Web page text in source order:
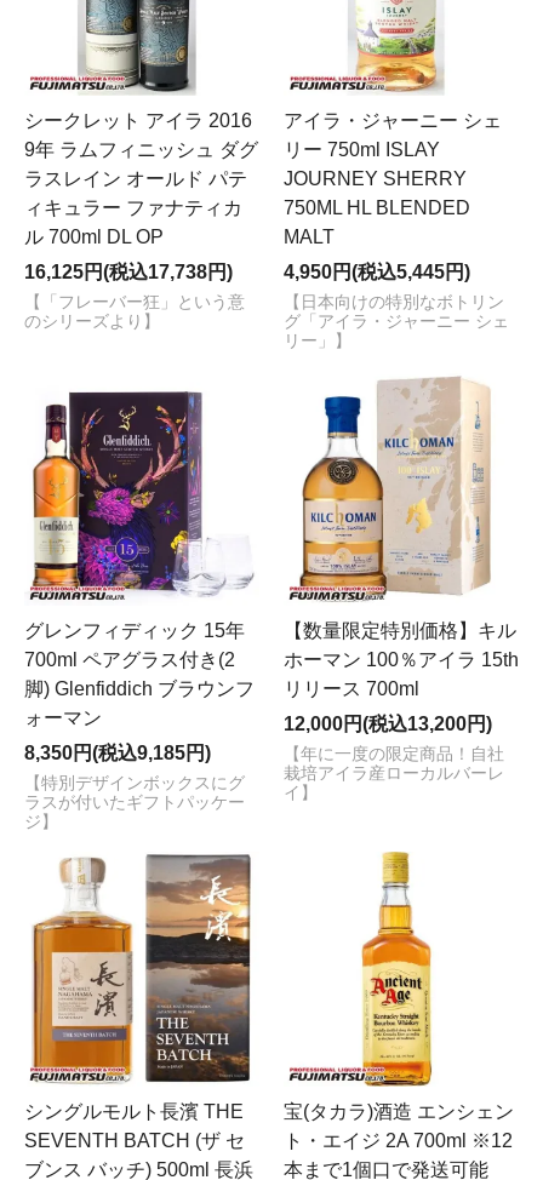
シークレット アイラ 2016
9年 ラムフィニッシュ ダグ
ラスレイン オールド パテ
ィキュラー ファナティカ
ル 700ml DL OP
16,125円(税込17,738円)
【「フレーバー狂」という意
のシリーズより】
アイラ・ジャーニー シェ
リー 750ml ISLAY
JOURNEY SHERRY
750ML HL BLENDED
MALT
4,950円(税込5,445円)
【日本向けの特別なボトリン
グ「アイラ・ジャーニー シェ
リー」】
グレンフィディック 15年
700ml ペアグラス付き(2
脚) Glenfiddich ブラウンフ
ォーマン
8,350円(税込9,185円)
【特別デザインボックスにグ
ラスが付いたギフトパッケー
ジ】
【数量限定特別価格】キル
ホーマン 100％アイラ 15th
リリース 700ml
12,000円(税込13,200円)
【年に一度の限定商品！自社
栽培アイラ産ローカルバーレ
イ】
シングルモルト長濱 THE
SEVENTH BATCH (ザ セ
ブンス バッチ) 500ml 長浜
宝(タカラ)酒造 エンシェン
ト・エイジ 2A 700ml ※12
本まで1個口で発送可能